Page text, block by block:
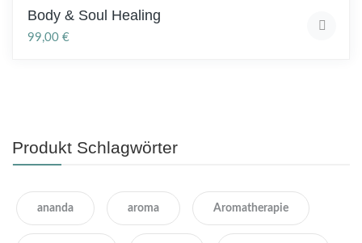
Body & Soul Healing
99,00 €
Produkt Schlagwörter
ananda aroma Aromatherapie